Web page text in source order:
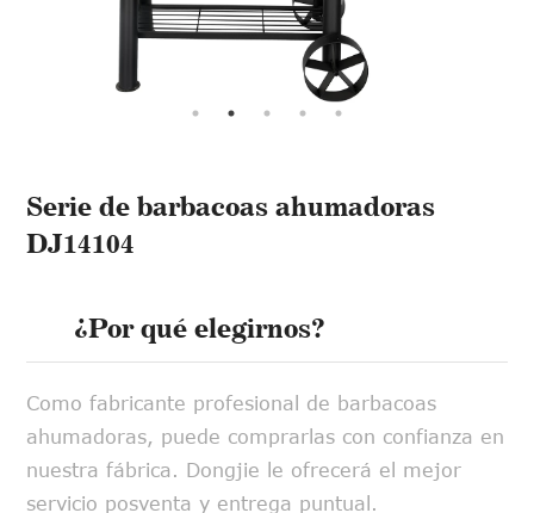
Serie de barbacoas ahumadoras
DJ14104
¿Por qué elegirnos?
Como fabricante profesional de barbacoas
ahumadoras, puede comprarlas con confianza en
nuestra fábrica. Dongjie le ofrecerá el mejor
servicio posventa y entrega puntual.